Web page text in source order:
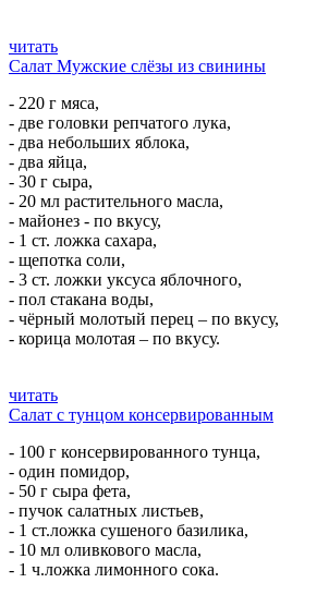
читать
Салат Мужские слёзы из свинины
- 220 г мяса,
- две головки репчатого лука,
- два небольших яблока,
- два яйца,
- 30 г сыра,
- 20 мл растительного масла,
- майонез - по вкусу,
- 1 ст. ложка сахара,
- щепотка соли,
- 3 ст. ложки уксуса яблочного,
- пол стакана воды,
- чёрный молотый перец – по вкусу,
- корица молотая – по вкусу.
читать
Салат с тунцом консервированным
- 100 г консервированного тунца,
- один помидор,
- 50 г сыра фета,
- пучок салатных листьев,
- 1 ст.ложка сушеного базилика,
- 10 мл оливкового масла,
- 1 ч.ложка лимонного сока.